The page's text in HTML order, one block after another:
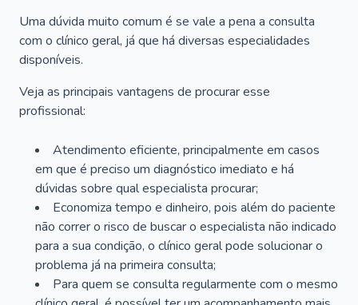
Uma dúvida muito comum é se vale a pena a consulta
com o clínico geral, já que há diversas especialidades
disponíveis.
Veja as principais vantagens de procurar esse
profissional:
Atendimento eficiente, principalmente em casos
em que é preciso um diagnóstico imediato e há
dúvidas sobre qual especialista procurar;
Economiza tempo e dinheiro, pois além do paciente
não correr o risco de buscar o especialista não indicado
para a sua condição, o clínico geral pode solucionar o
problema já na primeira consulta;
Para quem se consulta regularmente com o mesmo